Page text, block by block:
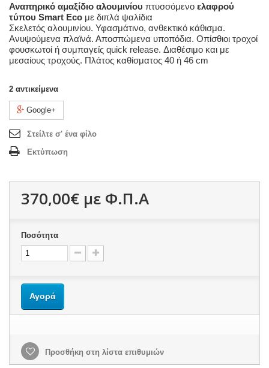
Αναπηρικό αμαξίδιο αλουμινίου πτυσσόμενο ελαφρού
τύπου Smart Eco με διπλά ψαλίδια
Σκελετός αλουμινίου. Υφασμάτινο, ανθεκτικό κάθισμα.
Ανυψούμενα πλαϊνά. Αποσπώμενα υποπόδια. Οπίσθιοι τροχοί
φουσκωτοί ή συμπαγείς quick release. Διαθέσιμο και με
μεσαίους τροχούς. Πλάτος καθίσματος 40 ή 46 cm
2 αντικείμενα
Google+
Στείλτε σ' ένα φίλο
Εκτύπωση
370,00€ με Φ.Π.Α
Ποσότητα
Αγορά
Προσθήκη στη λίστα επιθυμιών